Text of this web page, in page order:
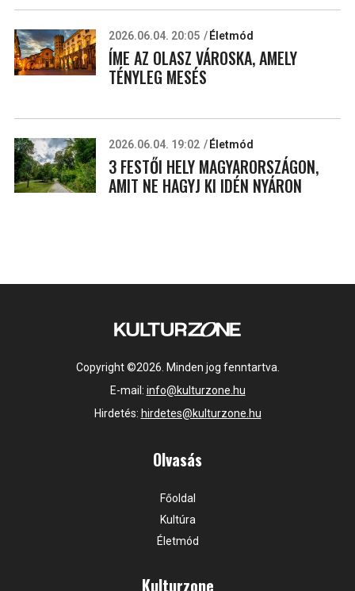
2026.06.04. 20:05 Életmód
ÍME AZ OLASZ VÁROSKA, AMELY
TÉNYLEG MESÉS
2026.06.04. 19:02 Életmód
3 FESTŐI HELY MAGYARORSZÁGON,
AMIT NE HAGYJ KI IDÉN NYÁRON
Copyright ©2026. Minden jog fenntartva.
E-mail: info@kulturzone.hu
Hirdetés: hirdetes@kulturzone.hu
Olvasás
Főoldal
Kultúra
Életmód
Kulturzone